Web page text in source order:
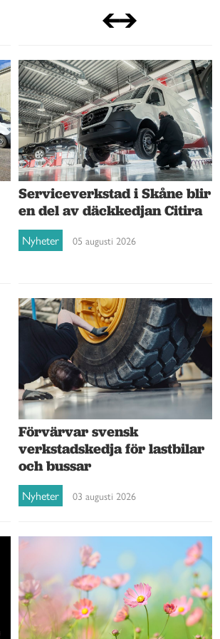
Serviceverkstad i Skåne blir
en del av däckkedjan Citira
Nyheter 05 augusti 2026
Förvärvar svensk
verkstadskedja för lastbilar
och bussar
Nyheter 03 augusti 2026